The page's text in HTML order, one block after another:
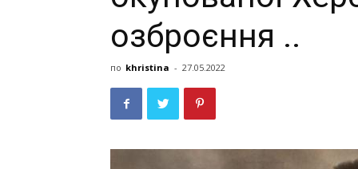
озброєння ..
по khristina - 27.05.2022